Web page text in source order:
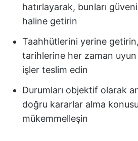
hatırlayarak, bunları
haline getirin
Taahhütlerini yerine
tarihlerine her zaman
işler teslim edin
Durumları objektif olarak
doğru kararlar alma
mükemmelleşin